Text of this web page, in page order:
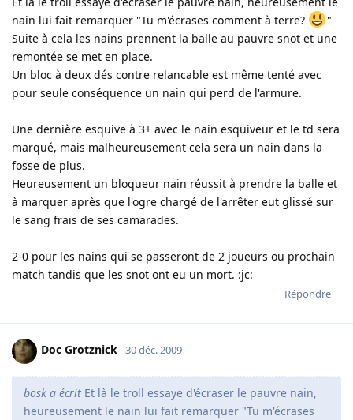
nain lui fait remarquer "Tu m'écrases comment à terre?
"
Suite à cela les nains prennent la balle au pauvre snot et une
remontée se met en place.
Un bloc à deux dés contre relancable est même tenté avec
pour seule conséquence un nain qui perd de l'armure.
Une dernière esquive à 3+ avec le nain esquiveur et le td sera
marqué, mais malheureusement cela sera un nain dans la
fosse de plus.
Heureusement un bloqueur nain réussit à prendre la balle et
à marquer après que l'ogre chargé de l'arrêter eut glissé sur
le sang frais de ses camarades.
2-0 pour les nains qui se passeront de 2 joueurs ou prochain
match tandis que les snot ont eu un mort. :jc:
Répondre
Doc Grotznick 30 déc. 2009
bosk a écrit Et là le troll essaye d'écraser le pauvre nain,
heureusement le nain lui fait remarquer "Tu m'écrases